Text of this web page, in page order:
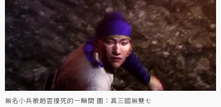
無名小兵被趙雲撞死的一瞬間 圖：真三國無雙七